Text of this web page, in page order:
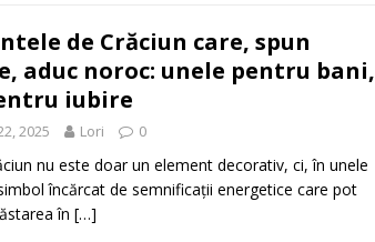
de Crăciun care, spun
aduc noroc: unele pentru bani,
iubire
2025 Lori 0
nu este doar un element decorativ, ci, în unele
încărcat de semnificații energetice care pot
în […]